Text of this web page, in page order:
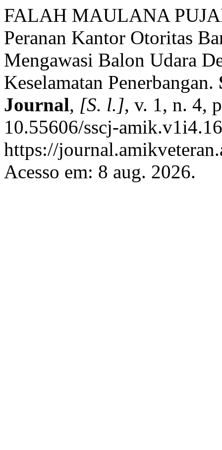
FALAH MAULANA
Peranan Kantor Otoritas
Mengawasi Balon Udara
Keselamatan Penerbangan.
Journal, [S. l.], v. 1, n. 4,
10.55606/sscj-
https://
Acesso em: 8 aug. 2026.